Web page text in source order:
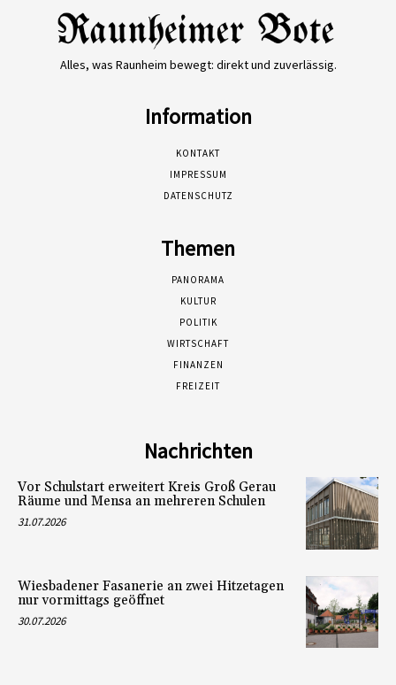
Alles, was Raunheim bewegt: direkt und zuverlässig.
Information
KONTAKT
IMPRESSUM
DATENSCHUTZ
Themen
PANORAMA
KULTUR
POLITIK
WIRTSCHAFT
FINANZEN
FREIZEIT
Nachrichten
Vor Schulstart erweitert Kreis Groß Gerau
Räume und Mensa an mehreren Schulen
31.07.2026
Wiesbadener Fasanerie an zwei Hitzetagen
nur vormittags geöffnet
30.07.2026